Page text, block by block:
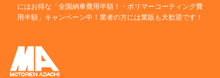
にはお得な「全国納車費用半額！・ポリマーコーティング費
用半額」キャンペーン中！業者の方には業販も大歓迎です！